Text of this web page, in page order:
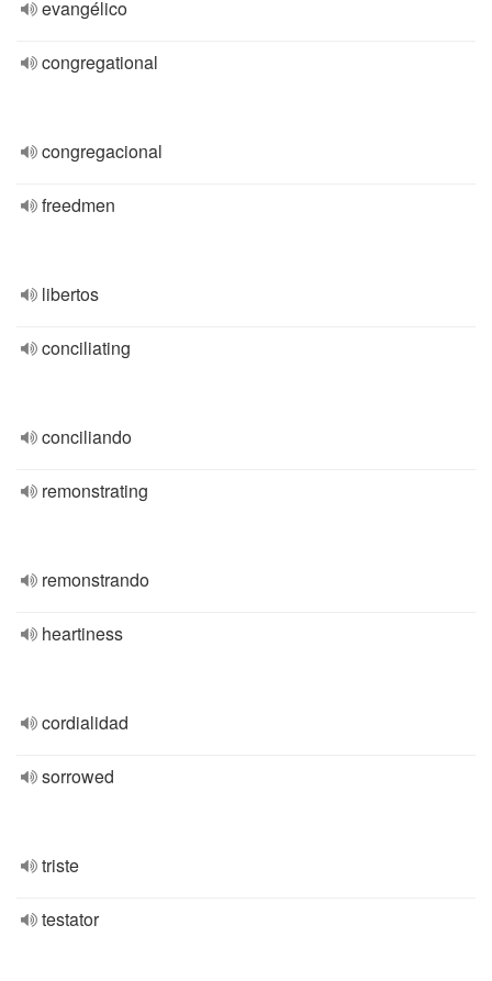
evangélico
congregational
congregacional
freedmen
libertos
conciliating
conciliando
remonstrating
remonstrando
heartiness
cordialidad
sorrowed
triste
testator